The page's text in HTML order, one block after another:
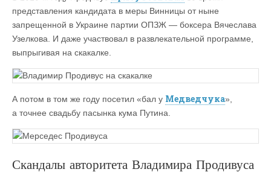
представления кандидата в меры Винницы от ныне
запрещенной в Украине партии ОПЗЖ — боксера Вячеслава
Узелкова. И даже участвовал в развлекательной программе,
выпрыгивая на скакалке.
А потом в том же году посетил «бал у Медведчука»,
а точнее свадьбу пасынка кума Путина.
Скандалы авторитета Владимира Продивуса